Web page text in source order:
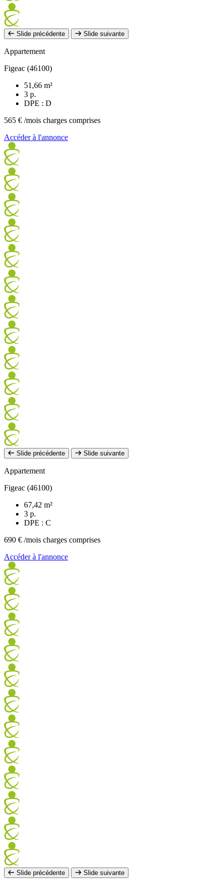
Slide précédente Slide suivante
Appartement
Figeac (46100)
51,66 m²
3 p.
DPE : D
565 € /mois charges comprises
Accéder à l'annonce
Slide précédente Slide suivante
Appartement
Figeac (46100)
67,42 m²
3 p.
DPE : C
690 € /mois charges comprises
Accéder à l'annonce
Slide précédente Slide suivante